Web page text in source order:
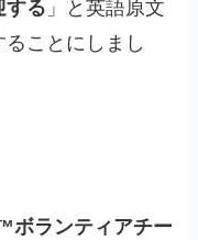
する 」と英語原文
ことにしまし
ボランティアチー